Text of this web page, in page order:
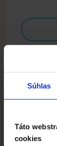
Súhlas
Táto
cookies